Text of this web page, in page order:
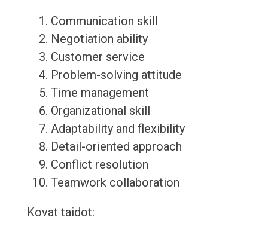
Communication skill
Negotiation ability
Customer service
Problem-solving attitude
Time management
Organizational skill
Adaptability and flexibility
Detail-oriented approach
Conflict resolution
Teamwork collaboration
Kovat taidot: